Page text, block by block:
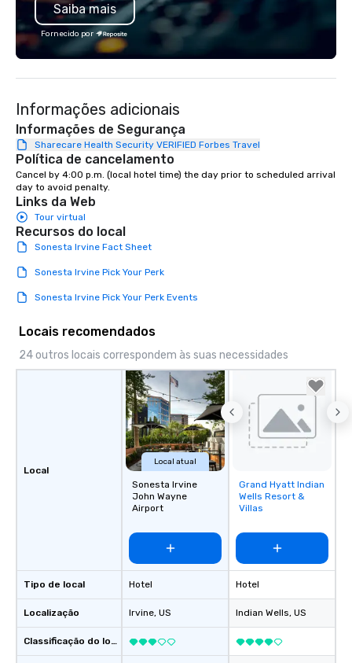
influence, elegant private dining room
and expansive patio with al fresco
dining options.
Saiba mais
Fornecido por
Informações adicionais
Informações de Segurança
Sharecare Health Security VERIFIED Forbes Travel
Política de cancelamento
Cancel by 4:00 p.m. (local hotel time) the day prior to scheduled arrival
day to avoid penalty.
Links da Web
Tour virtual
Recursos do local
Sonesta Irvine Fact Sheet
Sonesta Irvine Pick Your Perk
Sonesta Irvine Pick Your Perk Events
Locais recomendados
24 outros locais correspondem às suas necessidades
Local
Tipo de local
Localização
Classificação do local
Local atual
Sonesta Irvine
John Wayne
Airport
Hotel
Irvine, US
Removed from
favorites
Grand Hyatt Indian
Wells Resort &
Villas
Hotel
Indian Wells, US